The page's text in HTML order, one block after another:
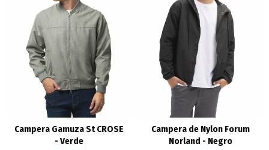
Campera Gamuza St CROSE
- Verde
Campera de Nylon Forum
Norland - Negro